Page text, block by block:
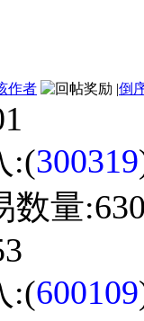
作者 |倒
:(300319
量
:(600109